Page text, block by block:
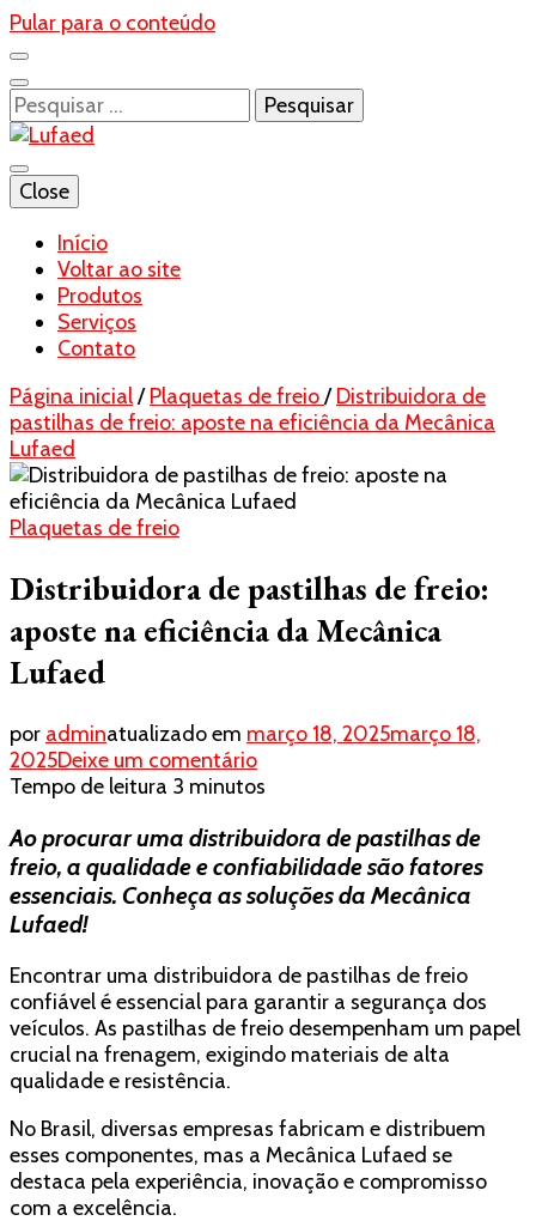
Pular para o conteúdo
Pesquisar
por:
Lufaed
Blog- Lufaed
Close
Início
Voltar ao site
Produtos
Serviços
Contato
Página inicial/ Plaquetas de freio/ Distribuidora de
pastilhas de freio: aposte na eficiência da Mecânica
Lufaed
Plaquetas de freio
Distribuidora de pastilhas de freio:
aposte na eficiência da Mecânica
Lufaed
por adminatualizado em março 18, 2025março 18,
2025Deixe um comentárioem
Distribuidora
pastilhas
de
freio:
aposte
eficiência
da
Mecânica
Lufaed
Tempo de leitura 3 minutos
Ao procurar uma distribuidora de pastilhas de
freio, a qualidade e confiabilidade são fatores
essenciais. Conheça as soluções da Mecânica
Lufaed!
Encontrar uma distribuidora de pastilhas de freio
confiável é essencial para garantir a segurança dos
veículos. As pastilhas de freio desempenham um papel
crucial na frenagem, exigindo materiais de alta
qualidade e resistência.
No Brasil, diversas empresas fabricam e distribuem
esses componentes, mas a Mecânica Lufaed se
destaca pela experiência, inovação e compromisso
com a excelência.